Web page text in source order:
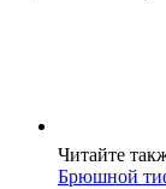
Читайте
Брюшной